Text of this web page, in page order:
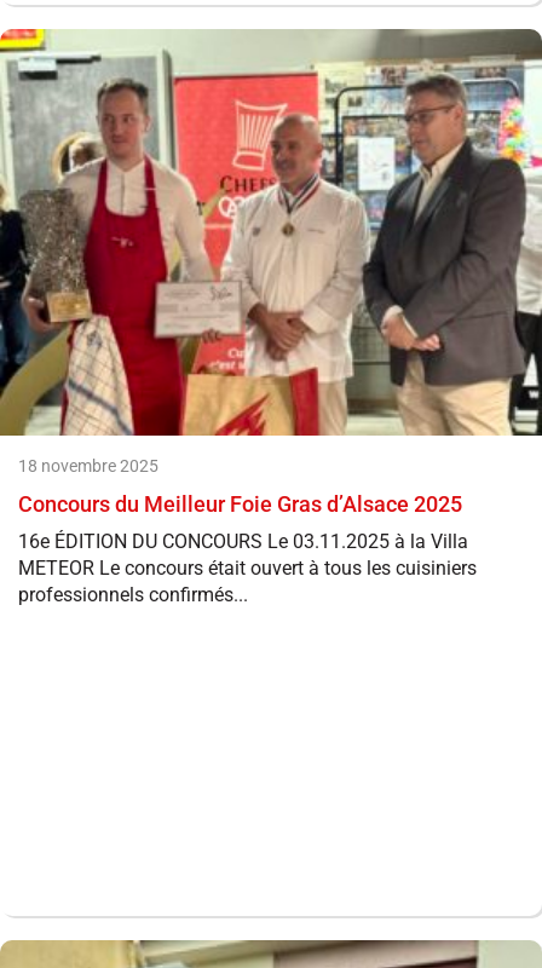
18 novembre 2025
Concours du Meilleur Foie Gras d’Alsace 2025
16e ÉDITION DU CONCOURS Le 03.11.2025 à la Villa
METEOR Le concours était ouvert à tous les cuisiniers
professionnels confirmés...